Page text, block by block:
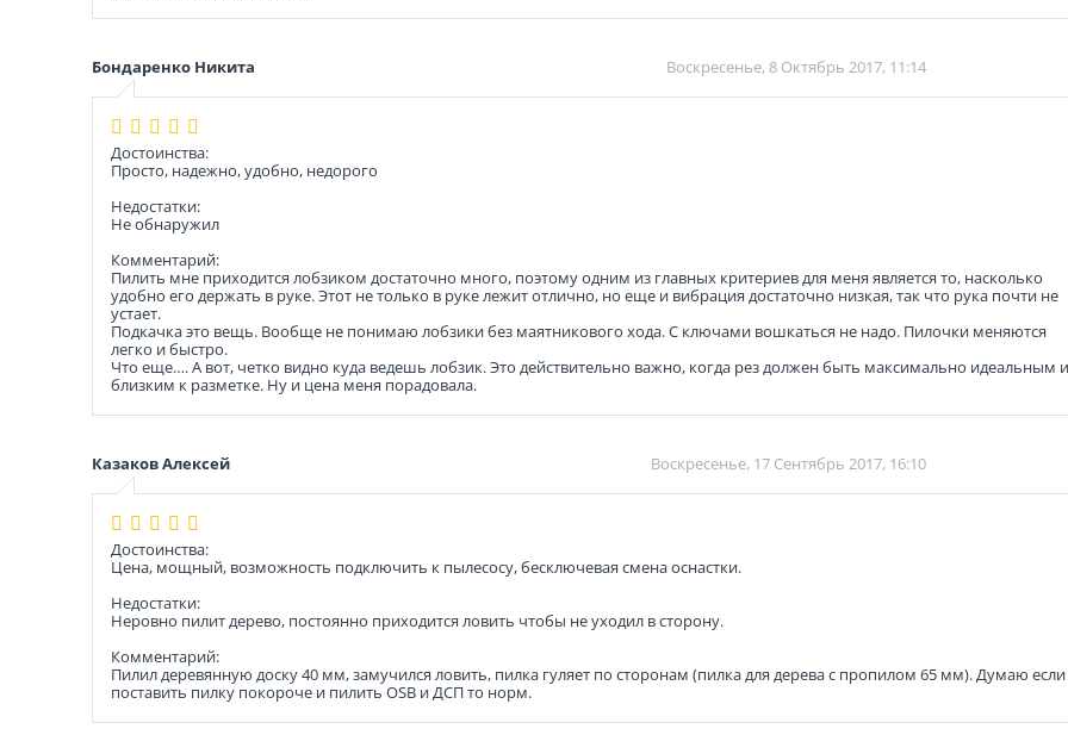
Бондаренко Никита Воскресенье, 8 Октябрь 2017, 11:14
Достоинства:
Просто, надежно, удобно, недорого
Недостатки:
Не обнаружил
Комментарий:
Пилить мне приходится лобзиком достаточно много, поэтому одним из главных критериев для меня является то, насколько
удобно его держать в руке. Этот не только в руке лежит отлично, но еще и вибрация достаточно низкая, так что рука почти не
устает.
Подкачка это вещь. Вообще не понимаю лобзики без маятникового хода. С ключами вошкаться не надо. Пилочки меняются
легко и быстро.
Что еще…. А вот, четко видно куда ведешь лобзик. Это действительно важно, когда рез должен быть максимально идеальным и
близким к разметке. Ну и цена меня порадовала.
Казаков Алексей Воскресенье, 17 Сентябрь 2017, 16:10
Достоинства:
Цена, мощный, возможность подключить к пылесосу, бесключевая смена оснастки.
Недостатки:
Неровно пилит дерево, постоянно приходится ловить чтобы не уходил в сторону.
Комментарий:
Пилил деревянную доску 40 мм, замучился ловить, пилка гуляет по сторонам (пилка для дерева с пропилом 65 мм). Думаю если
поставить пилку покороче и пилить OSB и ДСП то норм.